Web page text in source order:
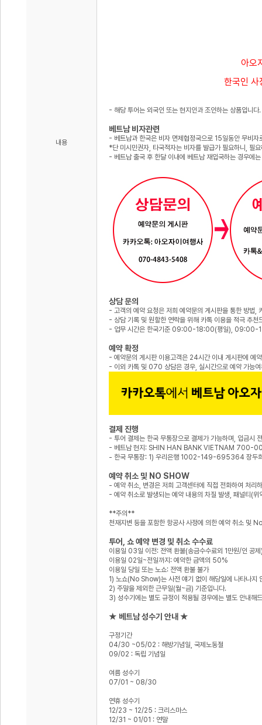
내용
아오
한국인 사
- 해당 투어는 외국인 또는 현지인과 조인하는 상품입니
베트남 비자관련
- 베트남과 한국은 비자 면제협정국으로 15일동안 무비자
*단 미시민권자, 타국적자는 비자를 발급가 필요하니, 필
- 베트남 출국 후 한달 이내에 베트남 재입국하는 경우에
상담 문의
- 고객의 예약 요청은 저희 예약문의 게시판을 통한 방법
- 상담 기록 및 원할한 연락을 위해 카톡 이용을 적극 추천
- 업무 시간은 한국기준 09:00-18:00(평일), 09:00-
예약 확정
- 예약문의 게시판 이용고객은 24시간 이내 게시판에 예
- 이외 카톡 및 070 상담은 경우, 실시간으로 예약 가능여
결제 진행
- 투어 결제는 한국 무통장으로 결제가 가능하며, 입금시
- 베트남 현지: SHIN HAN BANK VIETNAM
- 한국 무통장: 1) 우리은행 1002-149-695364 장
예약 취소 및 NO SHOW
- 예약 취소, 변경은 저희 고객센터에 직접 전화하여 처리
- 예약 취소로 발생되는 예약 내용의 차질 발생, 패널티(
**주의**
천재지변 등을 포함한 항공사 사정에 의한 예약 취소 및
투어, 쇼 예약 변경 및 취소 수수료
이용일 03일 이전: 전액 환불(송금수수료외 1만원/인 공
이용일 02일~전일까지: 예약한 금액의 50%
이용일 당일 또는 노쇼: 전액 환불 불가
1) 노쇼(No Show)는 사전 얘기 없이 해당일에 나타나지
2) 주말을 제외한 근무일(월~금) 기준입니다.
3) 성수기에는 별도 규정이 적용될 경우에는 별도 안내해
★ 베트남 성수기 안내 ★
구정기간
04/30 ~05/02 : 해방기념일, 국제노동절
09/02 : 독립 기념일
여름 성수기
07/01 ~ 08/30
연휴 성수기
12/23 ~ 12/25 : 크리스마스
12/31 ~ 01/01 : 연말